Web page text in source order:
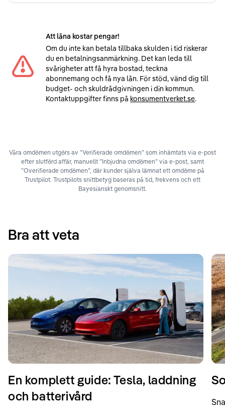
Att låna kostar pengar!
Om du inte kan betala tillbaka skulden i tid riskerar
du en betalningsanmärkning. Det kan leda till
svårigheter att få hyra bostad, teckna
abonnemang och få nya lån. För stöd, vänd dig till
budget- och skuldrådgivningen i din kommun.
Kontaktuppgifter finns på konsumentverket.se.
Våra omdömen utgörs av ”Verifierade omdömen” som inhämtats via e-post
efter slutförd affär, manuellt ”Inbjudna omdömen” via e-post, samt
”Overifierade omdömen”, där kunder själva lämnat ett omdöme på
Trustpilot. Trustpilots snittbetyg baseras på tid, frekvens och ett
Bayesianskt genomsnitt.
Bra att veta
En komplett guide: Tesla, laddning
och batterivård